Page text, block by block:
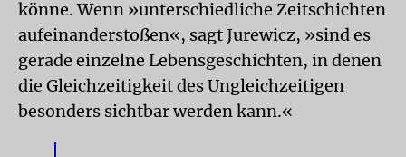
könne. Wenn »unterschiedliche Zeitschichten
aufeinanderstoßen«, sagt Jurewicz, »sind es
gerade einzelne Lebensgeschichten, in denen
die Gleichzeitigkeit des Ungleichzeitigen
besonders sichtbar werden kann.«